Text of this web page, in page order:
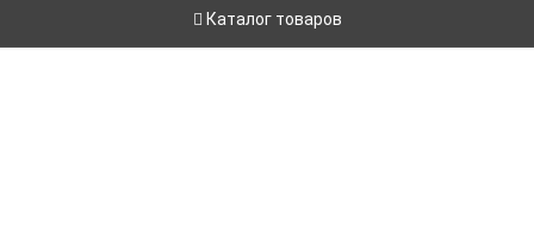
Каталог товаров